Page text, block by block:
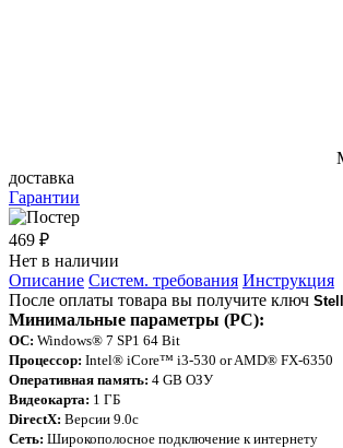
доставка
Гарантии
469 ₽
Нет в наличии
Описание Систем. требования Инструкция
После оплаты товара вы получите ключ
Минимальные параметры (PC):
ОС: Windows® 7 SP1 64 Bit
Процессор: Intel® iCore™ i3-530 or AMD® FX-6350
Оперативная память: 4 GB ОЗУ
Видеокарта: 1 ГБ
DirectX: Версии 9.0c
Сеть: Широкополосное подключение к интернету